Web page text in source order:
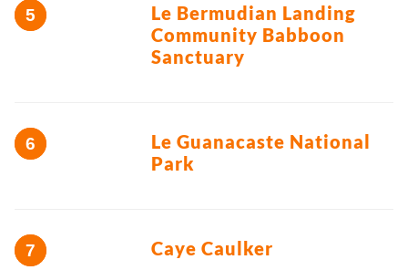
Le Bermudian Landing
Community Babboon
Sanctuary
Le Guanacaste National
Park
Caye Caulker